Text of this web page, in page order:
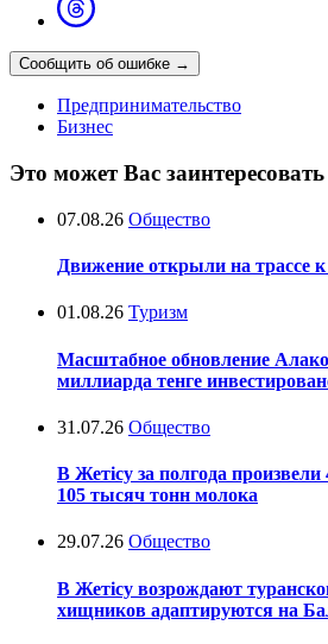
Сообщить об ошибке →
Предпринимательство
Бизнес
Это может Вас заинтересовать
07.08.26 Общество
Движение открыли на трассе
01.08.26 Туризм
Масштабное обновление
миллиарда тенге
31.07.26 Общество
В Жетісу за полгода
105 тысяч тонн молока
29.07.26 Общество
В Жетісу возрождают
хищников адаптируются на